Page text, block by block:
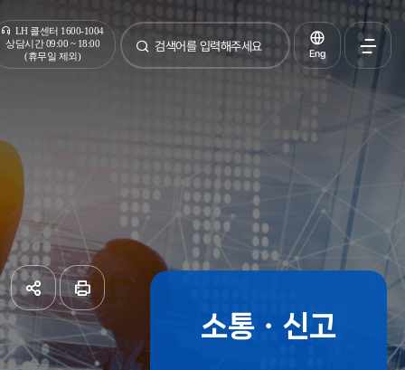
LH 콜센터 1600-1004
상담시간 09:00 ~ 18:00
(휴무일 제외)
통합검색
검색 Eng
전체
열기
소통ㆍ신고
공유하기페이지